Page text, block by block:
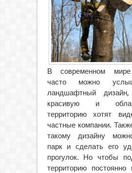
В современном
часто можно
ландшафтный дизайн,
красивую и
территорию хотят
частные компании.
такому дизайну
парк и сделать его
прогулок. Но чтобы
территорию постоянно